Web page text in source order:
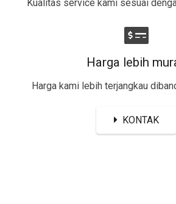
Kualitas service kami sesuai
Harga lebih
Harga kami lebih terjangkau
KONTAK